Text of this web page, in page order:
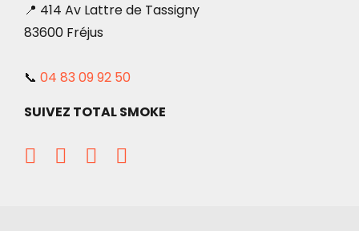
📍 414 Av Lattre de Tassigny
83600 Fréjus
📞 04 83 09 92 50
SUIVEZ TOTAL SMOKE